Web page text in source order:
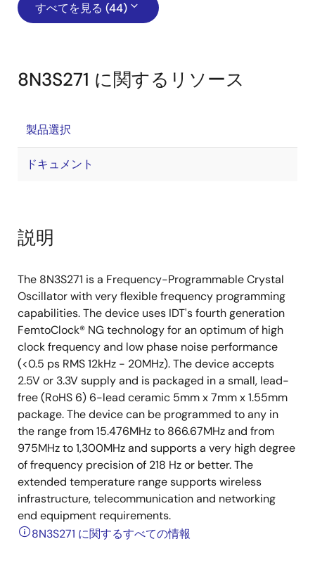
すべてを見る (44)
8N3S271 に関するリソース
製品選択
ドキュメント
説明
The 8N3S271 is a Frequency-Programmable Crystal
Oscillator with very flexible frequency programming
capabilities. The device uses IDT's fourth generation
FemtoClock® NG technology for an optimum of high
clock frequency and low phase noise performance
(<0.5 ps RMS 12kHz - 20MHz). The device accepts
2.5V or 3.3V supply and is packaged in a small, lead-
free (RoHS 6) 6-lead ceramic 5mm x 7mm x 1.55mm
package. The device can be programmed to any in
the range from 15.476MHz to 866.67MHz and from
975MHz to 1,300MHz and supports a very high degree
of frequency precision of 218 Hz or better. The
extended temperature range supports wireless
infrastructure, telecommunication and networking
end equipment requirements.
8N3S271 に関するすべての情報